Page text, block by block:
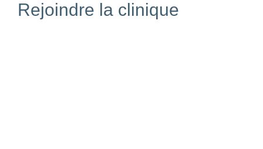
Rejoindre la clinique